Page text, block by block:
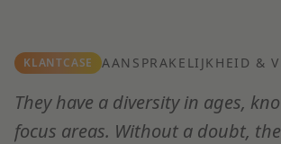
KLANTCASE AANSPRAKELIJKHEID &
They have a diversity in ages,
focus areas. Without a doubt,